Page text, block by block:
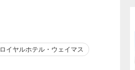
ロイヤルホテル・ウェイマス